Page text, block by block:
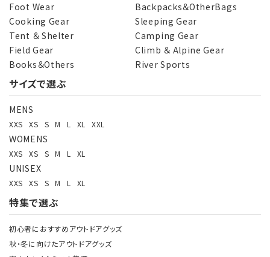
Foot Wear
Backpacks＆OtherBags
Cooking Gear
Sleeping Gear
Tent ＆ Shelter
Camping Gear
Field Gear
Climb ＆ Alpine Gear
Books＆Others
River Sports
サイズで選ぶ
MENS
XXS XS S M L XL XXL
WOMENS
XXS XS S M L XL
UNISEX
XXS XS S M L XL
特集で選ぶ
初心者におすすめアウトドアグッズ
秋・冬に向けたアウトドアグッズ